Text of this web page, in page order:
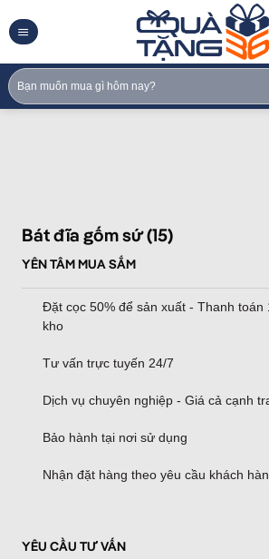
to
content
Tìm
kiếm:
Bát đĩa gốm sứ (15)
YÊN TÂM MUA SẮM
Đặt cọc 50% để sản xuất - Thanh toán
kho
Tư vấn trực tuyến 24/7
Dịch vụ chuyên nghiệp - Giá cả cạnh
Bảo hành tại nơi sử dụng
Nhận đặt hàng theo yêu cầu khách
YÊU CẦU TƯ VẤN